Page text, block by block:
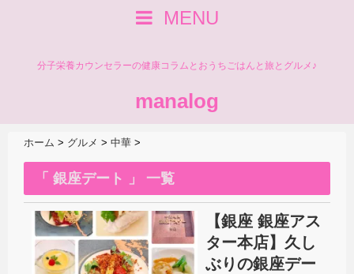
MENU
分子栄養カウンセラーの健康コラムとおうちごはんと旅とグルメ♪
manalog
ホーム > グルメ > 中華 >
「 銀座デート 」 一覧
【銀座 銀座アス
ター本店】久し
ぶりの銀座デー